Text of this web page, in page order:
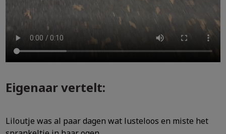
Eigenaar vertelt:
Liloutje was al paar dagen wat lusteloos en miste het